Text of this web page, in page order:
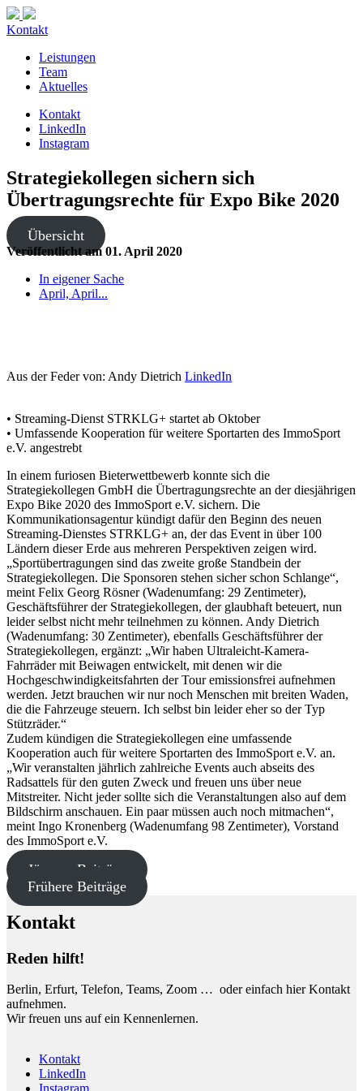
Kontakt
Leistungen
Team
Aktuelles
Kontakt
LinkedIn
Instagram
Strategiekollegen sichern sich
Übertragungsrechte für Expo Bike 2020
Übersicht
Veröffentlicht am 01. April 2020
In eigener Sache
April, April...
Aus der Feder von: Andy Dietrich LinkedIn
• Streaming-Dienst STRKLG+ startet ab Oktober
• Umfassende Kooperation für weitere Sportarten des ImmoSport
e.V. angestrebt
In einem furiosen Bieterwettbewerb konnte sich die
Strategiekollegen GmbH die Übertragungsrechte an der diesjährigen
Expo Bike 2020 des ImmoSport e.V. sichern. Die
Kommunikationsagentur kündigt dafür den Beginn des neuen
Streaming-Dienstes STRKLG+ an, der das Event in über 100
Ländern dieser Erde aus mehreren Perspektiven zeigen wird.
„Sportübertragungen sind das zweite große Standbein der
Strategiekollegen. Die Sponsoren stehen sicher schon Schlange“,
meint Felix Georg Rösner (Wadenumfang: 29 Zentimeter),
Geschäftsführer der Strategiekollegen, der glaubhaft beteuert, nun
leider selbst nicht mehr teilnehmen zu können. Andy Dietrich
(Wadenumfang: 30 Zentimeter), ebenfalls Geschäftsführer der
Strategiekollegen, ergänzt: „Wir haben Ultraleicht-Kamera-
Fahrräder mit Beiwagen entwickelt, mit denen wir die
Hochgeschwindigkeitsfahrten der Tour emissionsfrei aufnehmen
werden. Jetzt brauchen wir nur noch Menschen mit breiten Waden,
die die Fahrzeuge steuern. Ich selbst bin leider eher so der Typ
Stützräder.“
Zudem kündigen die Strategiekollegen eine umfassende
Kooperation auch für weitere Sportarten des ImmoSport e.V. an.
„Wir veranstalten jährlich zahlreiche Events auch abseits des
Radsattels für den guten Zweck und freuen uns über neue
Mitstreiter. Nicht jeder sollte sich die Veranstaltungen also auf dem
Bildschirm anschauen. Ein paar müssen auch noch mitmachen“,
meint Ingo Kronenberg (Wadenumfang 98 Zentimeter), Vorstand
des ImmoSport e.V.
Jüngere Beiträge
Frühere Beiträge
Kontakt
Reden hilft!
Berlin, Erfurt, Telefon, Teams, Zoom … oder einfach hier Kontakt
aufnehmen.
Wir freuen uns auf ein Kennenlernen.
Kontakt
LinkedIn